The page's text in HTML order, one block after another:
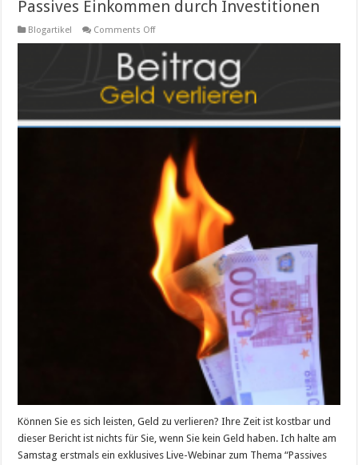
Passives Einkommen durch Investitionen
Blogartikel Comments Offon
Einkommen
durch
Investitionen
Können Sie es sich leisten, Geld zu verlieren? Ihre Zeit ist kostbar und
dieser Bericht ist nichts für Sie, wenn Sie kein Geld haben. Ich halte am
Samstag erstmals ein exklusives Live-Webinar zum Thema “Passives